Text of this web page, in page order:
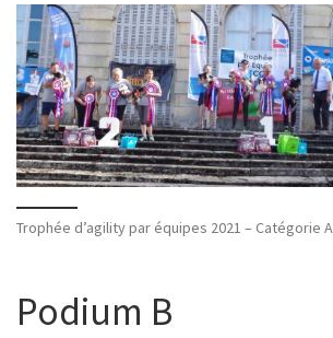
Trophée d’agility par équipes 2021 – Catégorie A
Podium B